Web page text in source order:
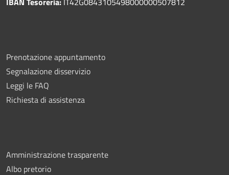
Prenotazione appuntamento
Segnalazione disservizio
Leggi le FAQ
Richiesta di assistenza
Amministrazione trasparente
Albo pretorio